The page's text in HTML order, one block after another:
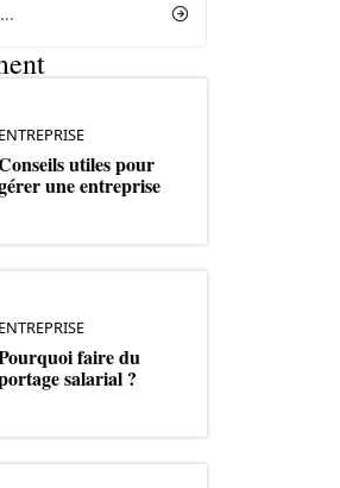
ENTREPRISE
utiles pour
une entreprise
ENTREPRISE
faire du
salarial ?